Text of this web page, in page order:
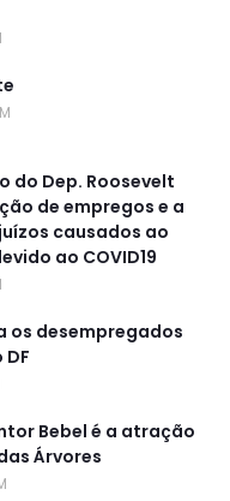
do Dep. Roosevelt
de empregos e a
causados ao
ao COVID19
os desempregados
Bebel é a atração
Árvores